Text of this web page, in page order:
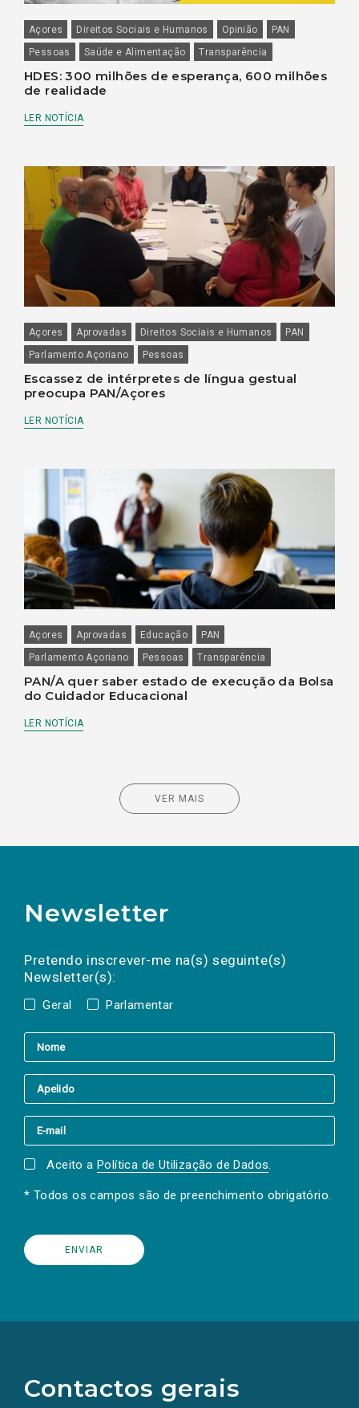
Açores Direitos Sociais e Humanos Opinião
PAN
Pessoas
Saúde e Alimentação Transparência
HDES: 300 milhões de esperança, 600 milhões
de realidade
LER NOTÍCIA
Açores Aprovadas Direitos Sociais e Humanos
PAN
Parlamento Açoriano
Pessoas
Escassez de intérpretes de língua gestual
preocupa PAN/Açores
LER NOTÍCIA
Açores Aprovadas Educação
PAN
Parlamento Açoriano
Pessoas Transparência
PAN/A quer saber estado de execução da Bolsa
do Cuidador Educacional
LER NOTÍCIA
VER MAIS
Newsletter
Pretendo inscrever-me na(s) seguinte(s)
Newsletter(s):
Geral Parlamentar
a(s) newsletter(s).
mail
Aceito a Política de Utilização de Dados.
* Todos os campos são de preenchimento obrigatório.
Contactos gerais
redes
sociais